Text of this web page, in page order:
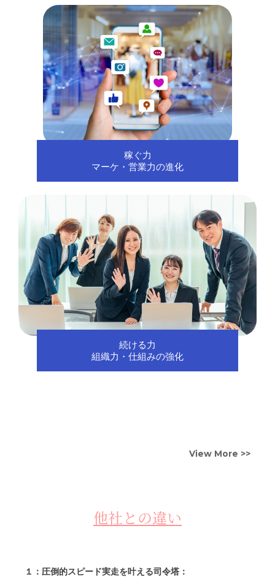
稼ぐ力
マーケ・営業力の進化
続ける力
組織力・仕組みの強化
View More >>
他社との違い
１：圧倒的スピード実走を叶える司令塔：